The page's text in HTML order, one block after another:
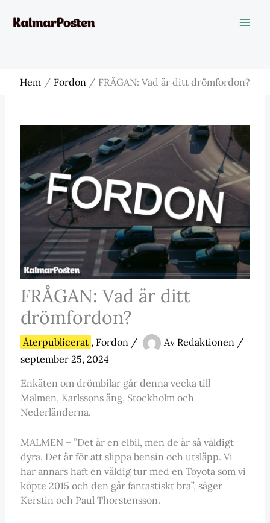
Hem Fordon FRÅGAN: Vad är ditt drömfordon?
FRÅGAN: Vad är ditt
drömfordon?
Återpublicerat , Fordon/ Av Redaktionen /
september 25, 2024
Enkäten om drömbilar går denna vecka till
Malmen, Karlssons äng, Stockholm och
Nederländerna.
MALMEN – ”Det är en elbil, men de är så väldigt
dyra. Det är för att slippa bensin och utsläpp. Vi
har annars haft en väldig tur med en Toyota som vi
köpte 2015 och den går fantastiskt bra”, säger
Kerstin och Paul Thorstensson.